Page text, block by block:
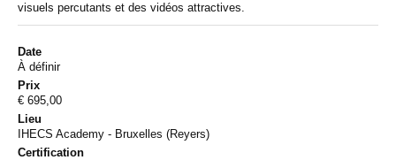
visuels percutants et des vidéos attractives.
Date
À définir
Prix
€ 695,00
Lieu
IHECS Academy - Bruxelles (Reyers)
Certification